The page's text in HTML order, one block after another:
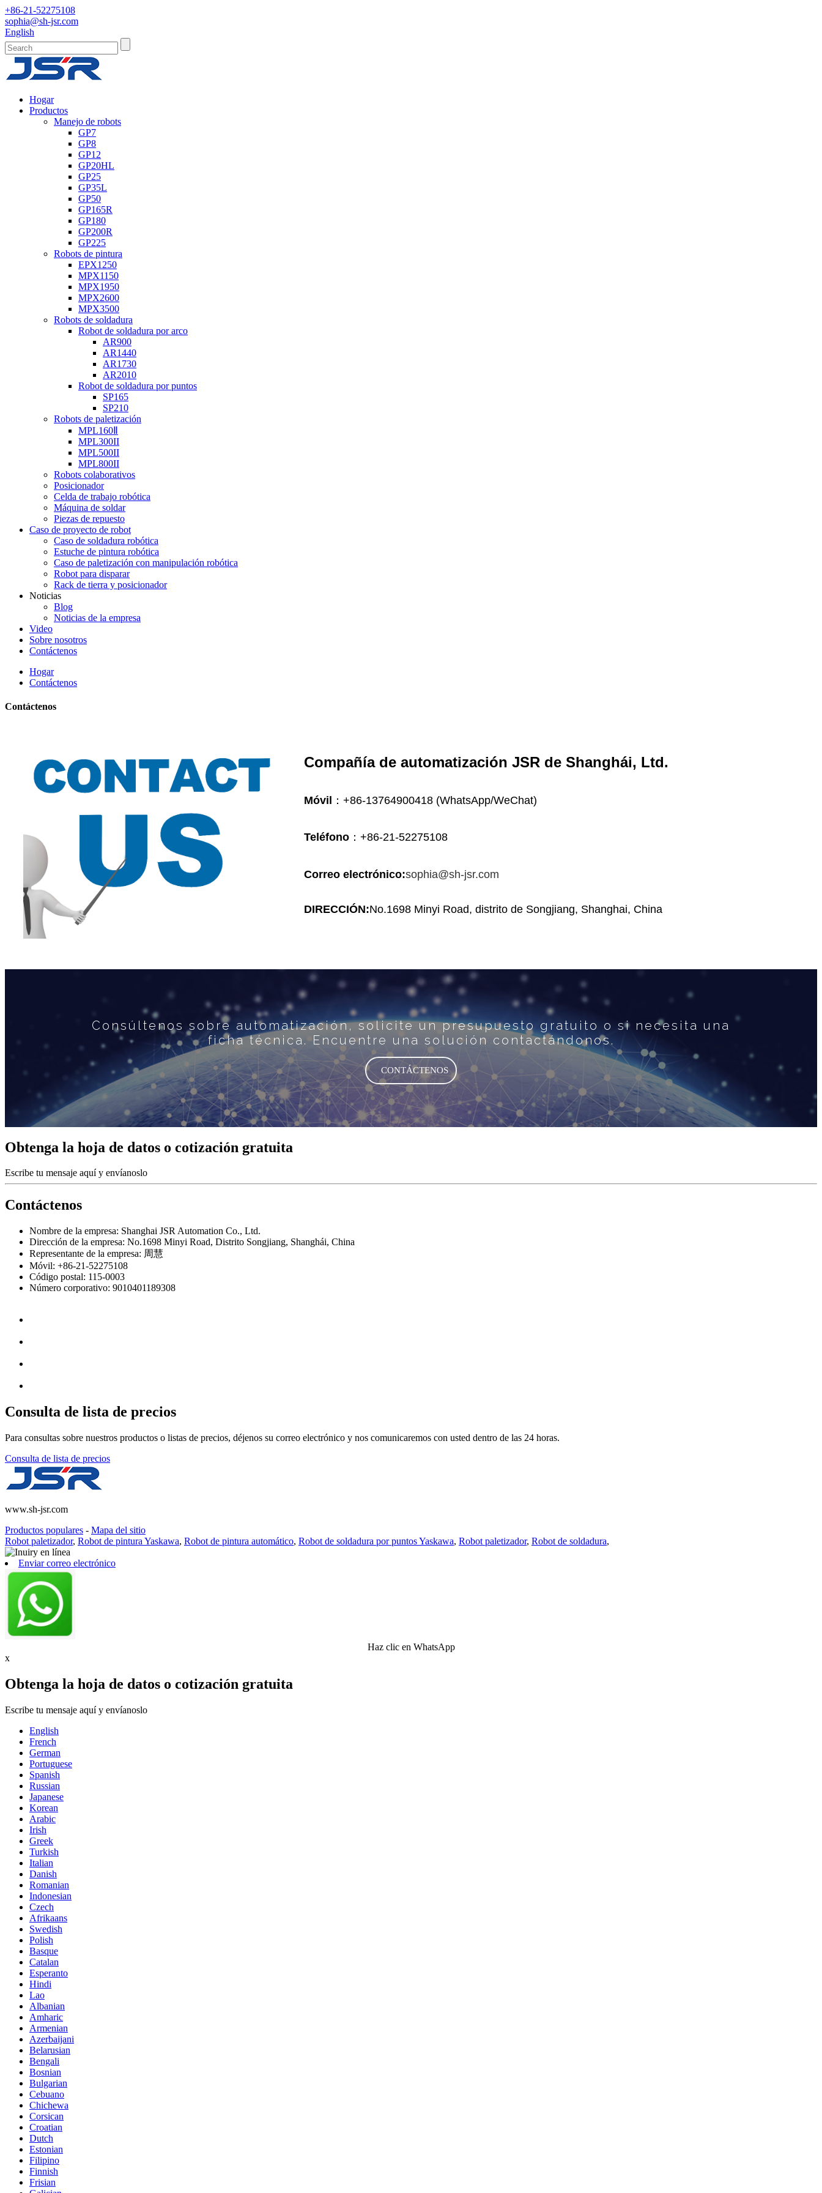
+86-21-52275108
sophia@sh-jsr.com
English
Hogar
Productos
Manejo de robots
GP7
GP8
GP12
GP20HL
GP25
GP35L
GP50
GP165R
GP180
GP200R
GP225
Robots de pintura
EPX1250
MPX1150
MPX1950
MPX2600
MPX3500
Robots de soldadura
Robot de soldadura por arco
AR900
AR1440
AR1730
AR2010
Robot de soldadura por puntos
SP165
SP210
Robots de paletización
MPL160Ⅱ
MPL300II
MPL500II
MPL800II
Robots colaborativos
Posicionador
Celda de trabajo robótica
Máquina de soldar
Piezas de repuesto
Caso de proyecto de robot
Caso de soldadura robótica
Estuche de pintura robótica
Caso de paletización con manipulación robótica
Robot para disparar
Rack de tierra y posicionador
Noticias
Blog
Noticias de la empresa
Video
Sobre nosotros
Contáctenos
Hogar
Contáctenos
Contáctenos
Compañía de automatización JSR de Shanghái, Ltd.
Móvil ：+86-13764900418 (WhatsApp/WeChat)
Teléfono ：+86-21-52275108
Correo electrónico:sophia@sh-jsr.com
DIRECCIÓN:No.1698 Minyi Road, distrito de Songjiang, Shanghai, China
Consúltenos sobre automatización, solicite un presupuesto gratuito o si necesita una
ficha técnica. Encuentre una solución contactándonos.
CONTÁCTENOS
Obtenga la hoja de datos o cotización gratuita
Escribe tu mensaje aquí y envíanoslo
Contáctenos
Nombre de la empresa: Shanghai JSR Automation Co., Ltd.
Dirección de la empresa: No.1698 Minyi Road, Distrito Songjiang, Shanghái, China
Representante de la empresa: 周慧
Móvil: +86-21-52275108
Código postal: 115-0003
Número corporativo: 9010401189308
Consulta de lista de precios
Para consultas sobre nuestros productos o listas de precios, déjenos su correo electrónico y nos comunicaremos con usted dentro de las 24 horas.
Consulta de lista de precios
www.sh-jsr.com
Productos populares - Mapa del sitio
Robot paletizador, Robot de pintura Yaskawa, Robot de pintura automático, Robot de soldadura por puntos Yaskawa, Robot paletizador, Robot de soldadura,
Enviar correo electrónico
Haz clic en WhatsApp
x
Obtenga la hoja de datos o cotización gratuita
Escribe tu mensaje aquí y envíanoslo
English
French
German
Portuguese
Spanish
Russian
Japanese
Korean
Arabic
Irish
Greek
Turkish
Italian
Danish
Romanian
Indonesian
Czech
Afrikaans
Swedish
Polish
Basque
Catalan
Esperanto
Hindi
Lao
Albanian
Amharic
Armenian
Azerbaijani
Belarusian
Bengali
Bosnian
Bulgarian
Cebuano
Chichewa
Corsican
Croatian
Dutch
Estonian
Filipino
Finnish
Frisian